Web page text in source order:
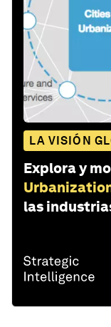
LA VISIÓN
Explora y
las